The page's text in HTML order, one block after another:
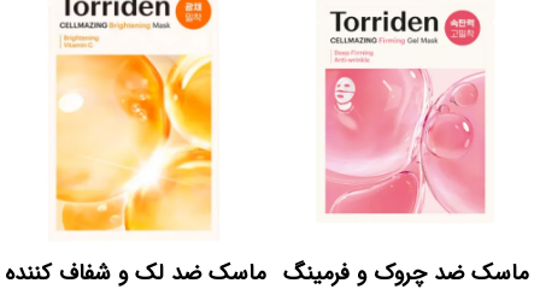
ماسک ضد چروک و فرمینگ ماسک ضد لک و شفاف کننده